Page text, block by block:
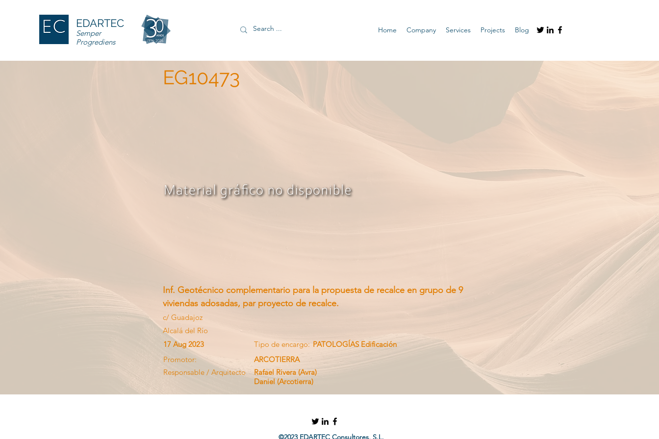
EDARTEC
Semper
Progrediens
Home Company Services Projects Blog
EG10473
Inf. Geotécnico complementario para la propuesta de recalce en grupo de 9
viviendas adosadas, par proyecto de recalce.
c/ Guadajoz
Alcalá del Río
17 Aug 2023
Promotor:
Responsable / Arquitecto
Tipo de encargo: PATOLOGÍAS Edificación
ARCOTIERRA
Rafael Rivera (Avra)
Daniel (Arcotierra)
©2023 EDARTEC Consultores, S.L.